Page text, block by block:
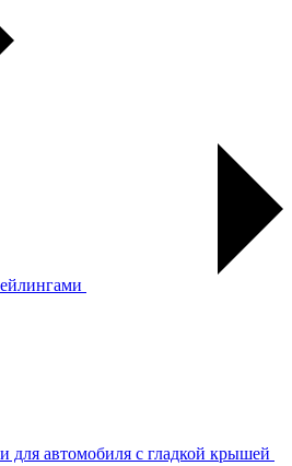
для автомобиля с гладкой крышей